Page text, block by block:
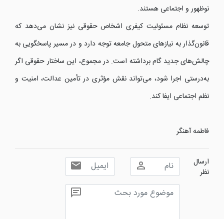
نوظهور و اجتماعی هستند.
توسعه نظام مسئولیت کیفری اشخاص حقوقی نیز نشان می‌دهد که
قانون‌گذار به نیازهای متحول جامعه توجه دارد و در مسیر پاسخگویی به
چالش‌های جدید گام برداشته است. در مجموع، این ساختار حقوقی اگر
به‌درستی اجرا شود، می‌تواند نقش مؤثری در تأمین عدالت، امنیت و
نظم اجتماعی ایفا کند.
فاطمه آهنگر
ارسال
نظر